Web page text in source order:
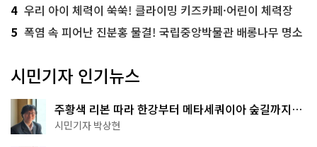
4 우리 아이 체력이 쑥쑥! 클라이밍 키즈카페·어린이 체력장
5 폭염 속 피어난 진분홍 물결! 국립중앙박물관 배롱나무 명소
시민기자 인기뉴스
주황색 리본 따라 한강부터 메타세쿼이아 숲길까지…
서울둘레길 15코스
시민기자 박상현